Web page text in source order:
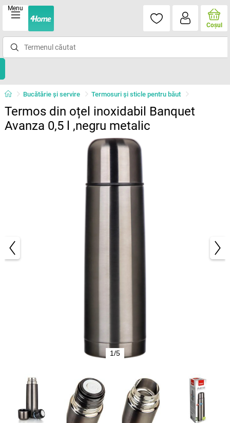
Menu
Coşul
Bucătărie și servire Termosuri şi sticle pentru băut
Termos din oțel inoxidabil Banquet
Avanza 0,5 l ,negru metalic
1/5